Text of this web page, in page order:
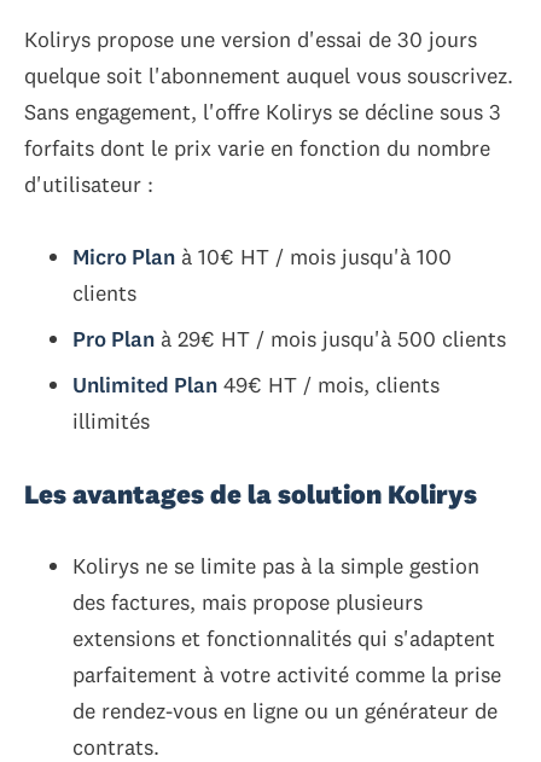
Kolirys propose une version d'essai de 30 jours
quelque soit l'abonnement auquel vous souscrivez.
Sans engagement, l'offre Kolirys se décline sous 3
forfaits dont le prix varie en fonction du nombre
d'utilisateur :
Micro Plan à 10€ HT / mois jusqu'à 100
clients
Pro Plan à 29€ HT / mois jusqu'à 500 clients
Unlimited Plan 49€ HT / mois, clients
illimités
Les avantages de la solution Kolirys
Kolirys ne se limite pas à la simple gestion
des factures, mais propose plusieurs
extensions et fonctionnalités qui s'adaptent
parfaitement à votre activité comme la prise
de rendez-vous en ligne ou un générateur de
contrats.